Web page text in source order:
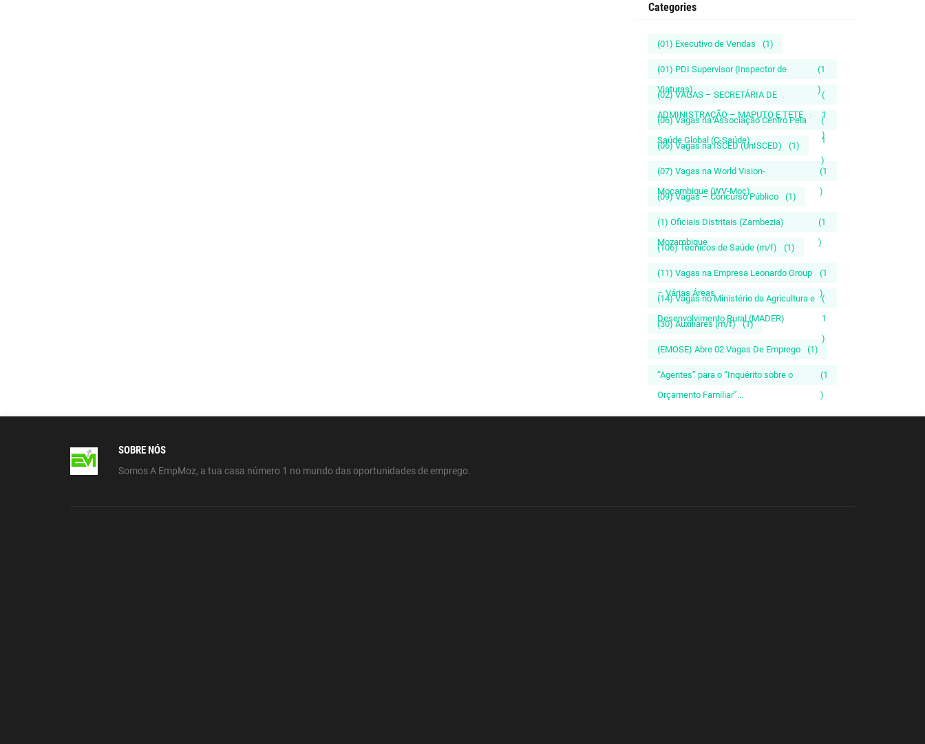
Categories
(01) Executivo de Vendas (1)
(01) PDI Supervisor (Inspector de
Viaturas)
(1
)
(02) VAGAS – SECRETÁRIA DE
ADMINISTRAÇÃO – MAPUTO E TETE
(
1
)
(06) Vagas na Associação Centro Pela
Saúde Global (C-Saúde)
(
1
)
(06) Vagas na ISCED (UnISCED) (1)
(07) Vagas na World Vision-
Moçambique (WV-Moç)
(1
)
(09) Vagas – Concurso Público (1)
(1) Oficiais Distritais (Zambezia)
Mozambique
(1
)
(106) Técnicos de Saúde (m/f) (1)
(11) Vagas na Empresa Leonardo Group
– Várias Áreas
(1
)
(14) Vagas no Ministério da Agricultura e
Desenvolvimento Rural (MADER)
(
1
)
(30) Auxiliares (m/f) (1)
(EMOSE) Abre 02 Vagas De Emprego (1)
“Agentes” para o “Inquérito sobre o
Orçamento Familiar”...
(1
)
SOBRE NÓS
Somos A EmpMoz, a tua casa número 1 no mundo das oportunidades de emprego.